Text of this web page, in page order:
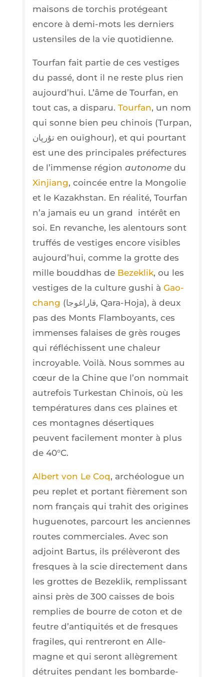
mai­sons de tor­chis pro­té­geant
encore à demi-mots les der­niers
usten­siles de la vie quotidienne.
Tour­fan fait par­tie de ces ves­tiges
du pas­sé, dont il ne reste plus rien
aujourd’­hui. L’âme de Tour­fan, en
tout cas, a dis­pa­ru. Tour­fan, un nom
qui sonne bien peu chi­nois (Tur­pan,
تۇرپان en ouï­ghour), et qui pour­tant
est une des prin­ci­pales pré­fec­tures
de l’im­mense région auto­nomedu
Xin­jiang, coin­cée entre la Mon­go­lie
et le Kaza­khs­tan. En réa­li­té, Tour­fan
n’a jamais eu un grand inté­rêt en
soi. En revanche, les alen­tours sont
truf­fés de ves­tiges encore visibles
aujourd’­hui, comme la grotte des
mille boud­dhas de Bezek­lik, ou les
ves­tiges de la culture gushi à Gao­
chang (قاراغوجا, Qara-Hoja), à deux
pas des Monts Flam­boyants, ces
immenses falaises de grès rouges
qui réflé­chissent une cha­leur
incroyable. Voi­là. Nous sommes au
cœur de la Chine que l’on nom­mait
autre­fois Tur­kes­tan Chi­nois, où les
tem­pé­ra­tures dans ces plaines et
ces mon­tagnes déser­tiques
peuvent faci­le­ment mon­ter à plus
de 40°C.
Albert von Le Coq, archéo­logue un
peu replet et por­tant fiè­re­ment son
nom fran­çais qui tra­hit des ori­gines
hugue­notes, par­court les anciennes
routes com­mer­ciales. Avec son
adjoint Bar­tus, ils pré­lè­ve­ront des
fresques à la scie direc­te­ment dans
les grottes de Bezek­lik, rem­plis­sant
ain­si près de 300 caisses de bois
rem­plies de bourre de coton et de
feutre d’an­ti­qui­tés et de fresques
fra­giles, qui ren­tre­ront en Alle­
magne et qui seront allè­gre­ment
détruites pen­dant les bom­bar­de­